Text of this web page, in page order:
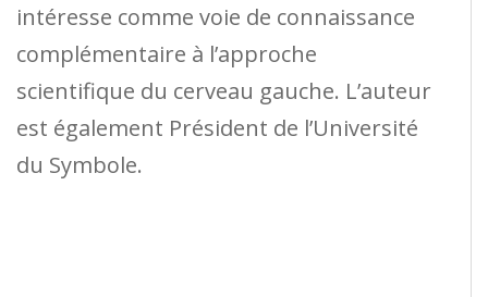
intéresse comme voie de connaissance
complémentaire à l’approche
scientifique du cerveau gauche. L’auteur
est également Président de l’Université
du Symbole.